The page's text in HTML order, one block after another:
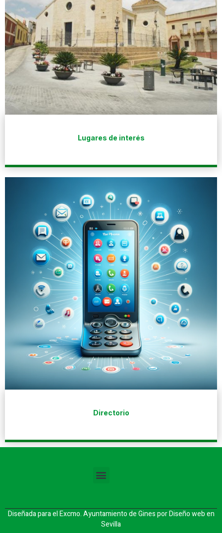
Lugares de interés
Directorio
Diseñada para el Excmo. Ayuntamiento de Gines porDiseño web en
Sevilla